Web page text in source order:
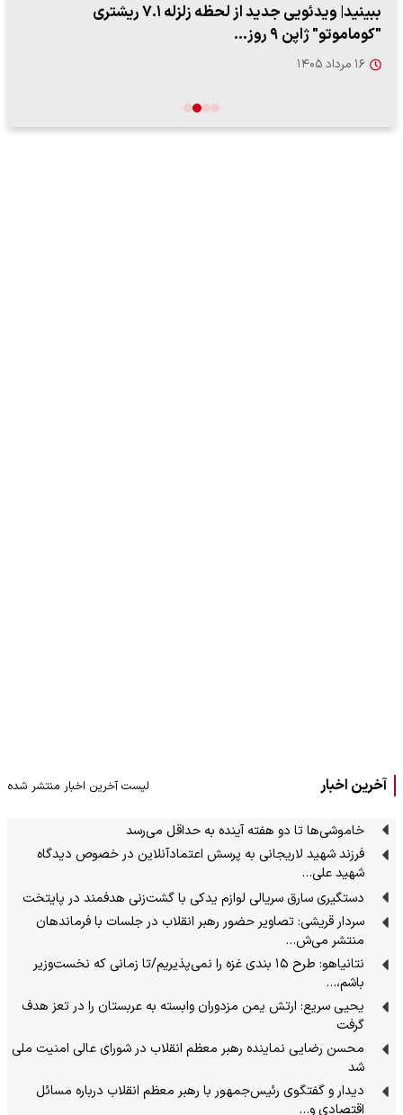
ببینید| ویدئویی جدید از لحظه زلزله ۷.۱ ریشتری
"کوماموتو" ژاپن ۹ روز…
۱۶ مرداد ۱۴۰۵
آخرین اخبار لیست آخرین اخبار منتشر شده
خاموشی‌ها تا دو هفته آینده به حداقل می‌رسد
فرزند شهید لاریجانی به پرسش اعتمادآنلاین در خصوص دیدگاه
شهید علی…
دستگیری سارق سریالی لوازم یدکی با گشت‌زنی هدفمند در پایتخت
سردار قریشی: تصاویر حضور رهبر انقلاب در جلسات با فرماندهان
منتشر می‌ش…
نتانیاهو: طرح ۱۵ بندی غزه را نمی‌پذیریم/تا زمانی که نخست‌وزیر
باشم،…
یحیی سریع: ارتش یمن مزدوران وابسته به عربستان را در تعز هدف
گرفت
محسن رضایی نماینده رهبر معظم انقلاب در شورای عالی امنیت ملی
شد
دیدار و گفتگوی رئیس‌جمهور با رهبر معظم انقلاب درباره مسائل
اقتصادی و…